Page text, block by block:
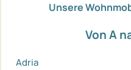
Unsere
Von A
Adria